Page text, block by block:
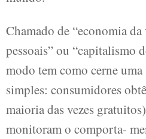
Chamado de “economia
pessoais” ou “capitalismo
modo tem como cerne uma
simples: consumidores
maioria das vezes
monitoram o comporta-